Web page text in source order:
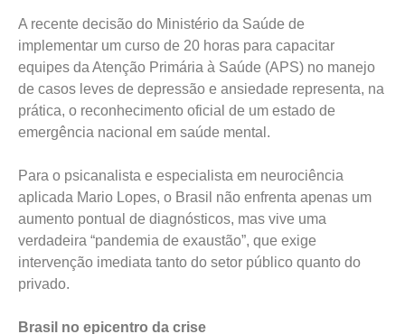
A recente decisão do Ministério da Saúde de
implementar um curso de 20 horas para capacitar
equipes da Atenção Primária à Saúde (APS) no manejo
de casos leves de depressão e ansiedade representa, na
prática, o reconhecimento oficial de um estado de
emergência nacional em saúde mental.
Para o psicanalista e especialista em neurociência
aplicada Mario Lopes, o Brasil não enfrenta apenas um
aumento pontual de diagnósticos, mas vive uma
verdadeira “pandemia de exaustão”, que exige
intervenção imediata tanto do setor público quanto do
privado.
Brasil no epicentro da crise